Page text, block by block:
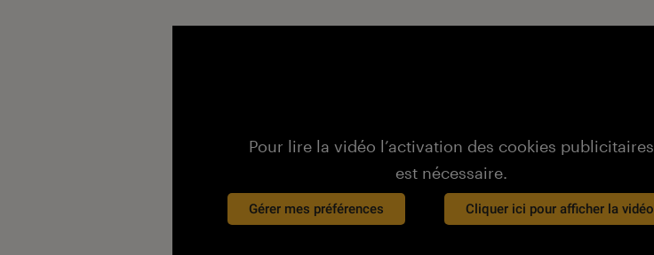
Pour lire la vidéo l’activation des cookies publicitaires
est nécessaire.
Gérer mes préférences Cliquer ici pour afficher la vidéo